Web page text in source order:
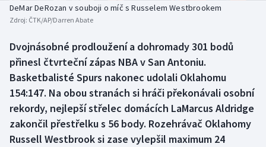
Boby a skeleton
Box
Curling
Florbal
AZ kvíz
DeMar DeRozan v souboji o míč s Russelem Westbrookem
Zdroj: ČTK/AP/Darren Abate
Dvojnásobné prodloužení a dohromady 301 bodů
přinesl čtvrteční zápas NBA v San Antoniu.
Basketbalisté Spurs nakonec udolali Oklahomu
154:147. Na obou stranách si hráči překonávali osobní
rekordy, nejlepší střelec domácích LaMarcus Aldridge
zakončil přestřelku s 56 body. Rozehrávač Oklahomy
Russell Westbrook si zase vylepšil maximum 24